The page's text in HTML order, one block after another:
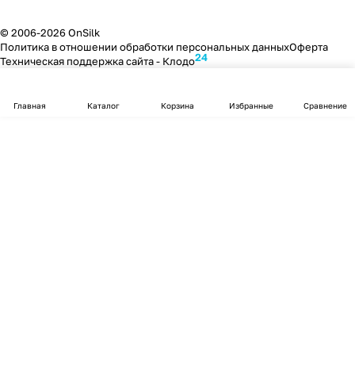
© 2006-2026 OnSilk
Политика в отношении обработки персональных данныхОферта
Техническая поддержка сайта - Клодо24
Главная Каталог Корзина Избранные Сравнение